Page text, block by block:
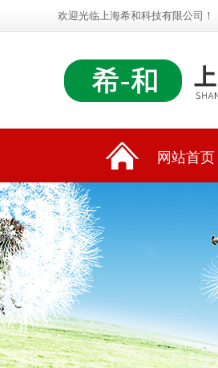
欢迎光临上海希和科技有限公司！
网站首页